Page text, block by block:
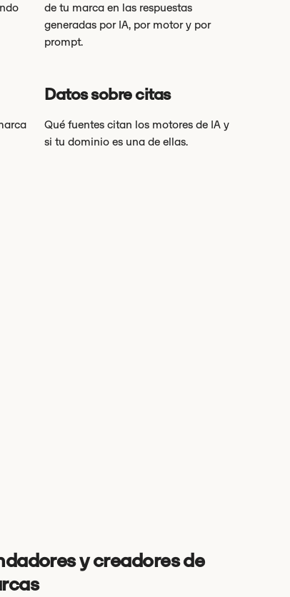
de tu marca en las respuestas
generadas por IA, por motor y por
prompt.
Datos sobre citas
Qué fuentes citan los motores de IA y
si tu dominio es una de ellas.
y creadores de